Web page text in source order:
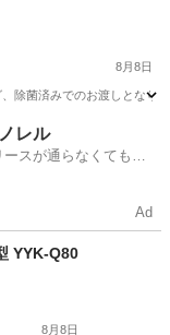
8月8日
除菌済みでのお渡しとな
ア レル
スが通らなくてもク
Ad
YYK-Q80
8月8日